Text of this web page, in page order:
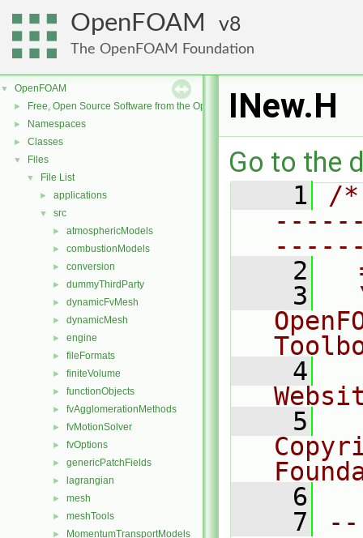
OpenFOAM 8
The OpenFOAM Foundation
▼ OpenFOAM
► Free, Open Source Software from the OpenFOAM Foundation
► Namespaces
► Classes
▼ Files
▼ File List
► applications
▼ src
► atmosphericModels
► combustionModels
► conversion
► dummyThirdParty
► dynamicFvMesh
► dynamicMesh
► engine
► fileFormats
► finiteVolume
► functionObjects
► fvAgglomerationMethods
► fvMotionSolver
► fvOptions
► genericPatchFields
► lagrangian
► mesh
► meshTools
► MomentumTransportModels
INew.H
Go to the
    1
/
    2
    3
    4
    5
    6
    7